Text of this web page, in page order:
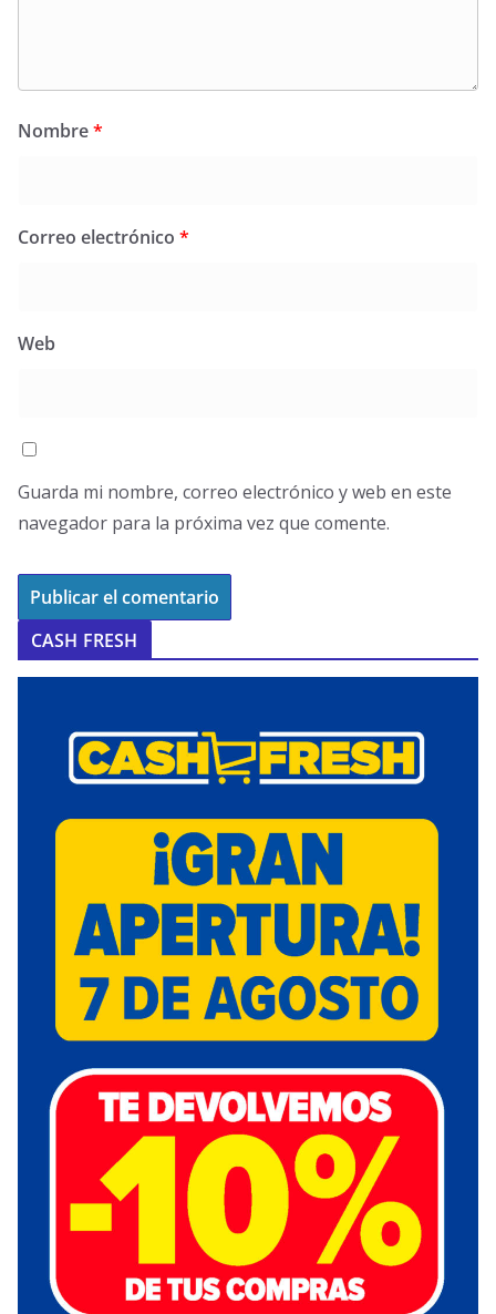
Nombre*
Correo electrónico *
Web
Guarda mi nombre, correo electrónico y web en este
navegador para la próxima vez que comente.
CASH FRESH